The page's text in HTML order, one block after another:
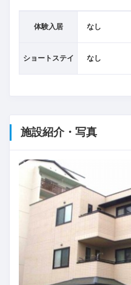
体験入居 なし
ショートステイ なし
施設紹介・写真